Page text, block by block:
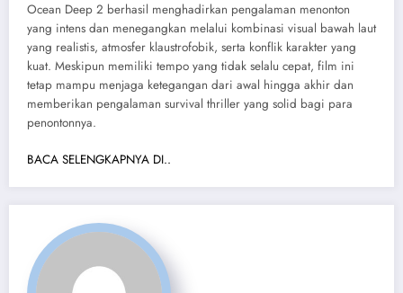
Ocean Deep 2 berhasil menghadirkan pengalaman menonton
yang intens dan menegangkan melalui kombinasi visual bawah laut
yang realistis, atmosfer klaustrofobik, serta konflik karakter yang
kuat. Meskipun memiliki tempo yang tidak selalu cepat, film ini
tetap mampu menjaga ketegangan dari awal hingga akhir dan
memberikan pengalaman survival thriller yang solid bagi para
penontonnya.
BACA SELENGKAPNYA DI..